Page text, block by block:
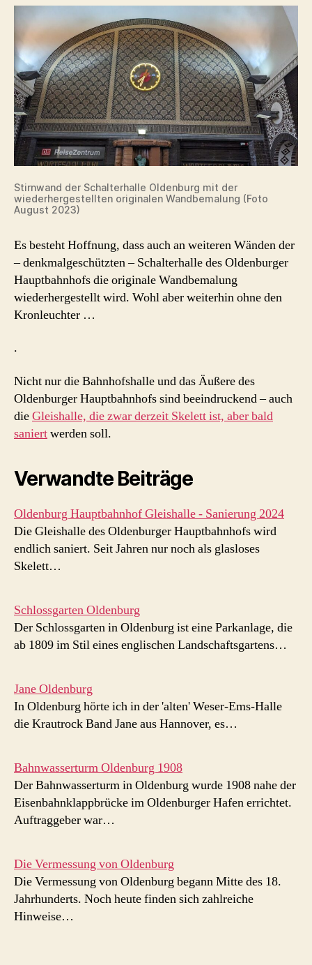
Stirnwand der Schalterhalle Oldenburg mit der
wiederhergestellten originalen Wandbemalung (Foto
August 2023)
Es besteht Hoffnung, dass auch an weiteren Wänden der
– denkmalgeschützten – Schalterhalle des Oldenburger
Hauptbahnhofs die originale Wandbemalung
wiederhergestellt wird. Wohl aber weiterhin ohne den
Kronleuchter …
.
Nicht nur die Bahnhofshalle und das Äußere des
Oldenburger Hauptbahnhofs sind beeindruckend – auch
dieGleishalle, die zwar derzeit Skelett ist, aber bald
saniertwerden soll.
Verwandte Beiträge
Oldenburg Hauptbahnhof Gleishalle - Sanierung 2024
Die Gleishalle des Oldenburger Hauptbahnhofs wird
endlich saniert. Seit Jahren nur noch als glasloses
Skelett…
Schlossgarten Oldenburg
Der Schlossgarten in Oldenburg ist eine Parkanlage, die
ab 1809 im Stil eines englischen Landschaftsgartens…
Jane Oldenburg
In Oldenburg hörte ich in der 'alten' Weser-Ems-Halle
die Krautrock Band Jane aus Hannover, es…
Bahnwasserturm Oldenburg 1908
Der Bahnwasserturm in Oldenburg wurde 1908 nahe der
Eisenbahnklappbrücke im Oldenburger Hafen errichtet.
Auftraggeber war…
Die Vermessung von Oldenburg
Die Vermessung von Oldenburg begann Mitte des 18.
Jahrhunderts. Noch heute finden sich zahlreiche
Hinweise…